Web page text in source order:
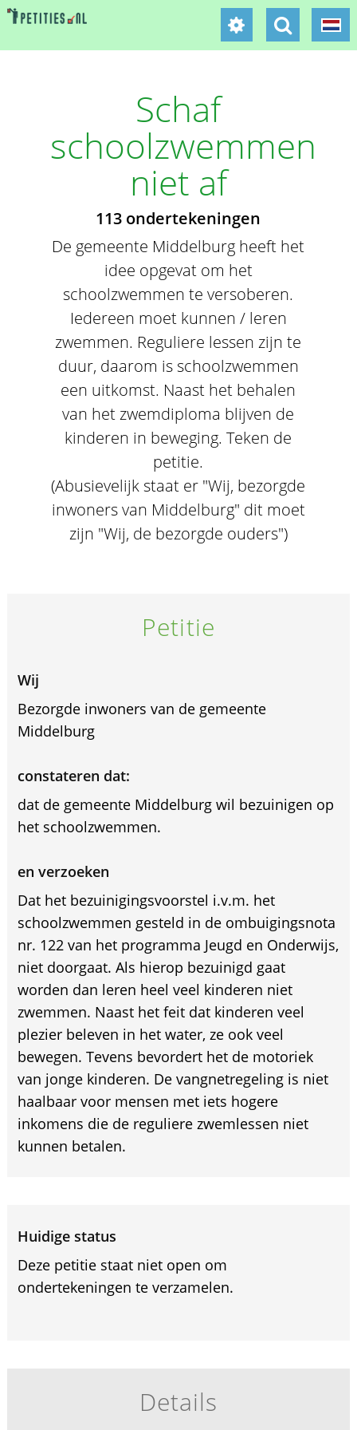
Schaf
schoolzwemmen
niet af
113 ondertekeningen
De gemeente Middelburg heeft het
idee opgevat om het
schoolzwemmen te versoberen.
Iedereen moet kunnen / leren
zwemmen. Reguliere lessen zijn te
duur, daarom is schoolzwemmen
een uitkomst. Naast het behalen
van het zwemdiploma blijven de
kinderen in beweging. Teken de
petitie.
(Abusievelijk staat er "Wij, bezorgde
inwoners van Middelburg" dit moet
zijn "Wij, de bezorgde ouders")
Petitie
Wij
Bezorgde inwoners van de gemeente
Middelburg
constateren dat:
dat de gemeente Middelburg wil bezuinigen op
het schoolzwemmen.
en verzoeken
Dat het bezuinigingsvoorstel i.v.m. het
schoolzwemmen gesteld in de ombuigingsnota
nr. 122 van het programma Jeugd en Onderwijs,
niet doorgaat. Als hierop bezuinigd gaat
worden dan leren heel veel kinderen niet
zwemmen. Naast het feit dat kinderen veel
plezier beleven in het water, ze ook veel
bewegen. Tevens bevordert het de motoriek
van jonge kinderen. De vangnetregeling is niet
haalbaar voor mensen met iets hogere
inkomens die de reguliere zwemlessen niet
kunnen betalen.
Huidige status
Deze petitie staat niet open om
ondertekeningen te verzamelen.
Details